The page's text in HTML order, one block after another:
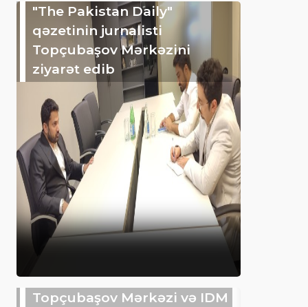
"The Pakistan Daily"
qəzetinin jurnalisti
Topçubaşov Mərkəzini
ziyarət edib
Topçubaşov Mərkəzi və IDM